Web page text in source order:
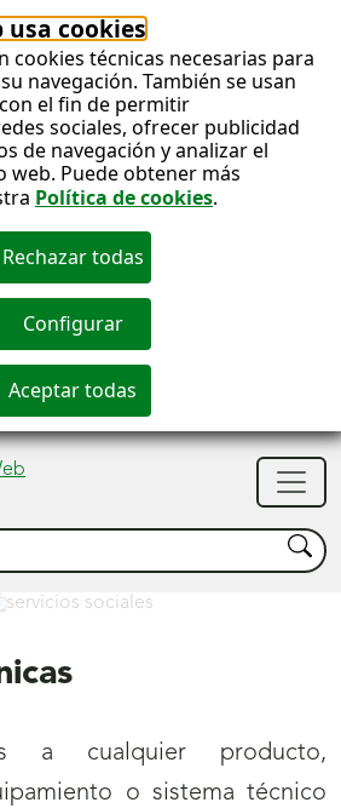
usa cookies
cookies técnicas necesarias para
navegación. También se usan
el fin de permitir
sociales, ofrecer publicidad
de navegación y analizar el
Puede obtener más
Política de cookies.
Buscar
a cualquier producto,
o sistema técnico